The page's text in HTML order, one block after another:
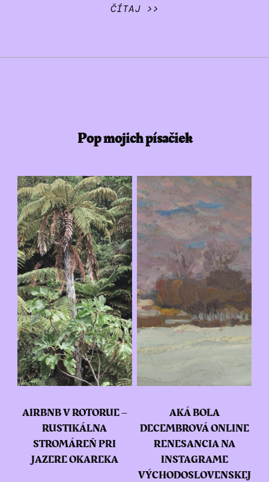
ČÍTAJ >>
Pop mojich písačiek
AIRBNB V ROTORUE –
RUSTIKÁLNA
STROMÁREŇ PRI
JAZERE OKAREKA
AKÁ BOLA
DECEMBROVÁ ONLINE
RENESANCIA NA
INSTAGRAME
VÝCHODOSLOVENSKEJ